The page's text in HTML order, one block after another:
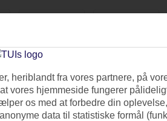
heriblandt fra vores partnere, på
vores hjemmeside fungerer
os med at forbedre din
data til statistiske formål